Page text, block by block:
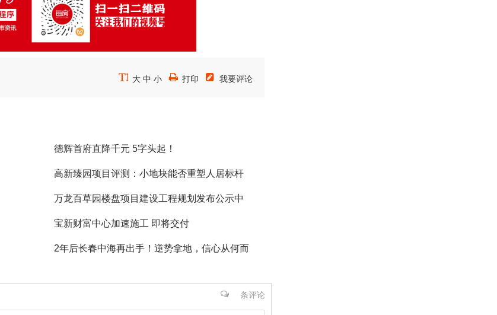
 大 中 小  打印  我要评论
德辉首府直降千元 5字头起！
高新臻园项目评测：小地块能否重塑人居标杆
万龙百草园楼盘项目建设工程规划发布公示中
宝新财富中心加速施工 即将交付
2年后长春中海再出手！逆势拿地，信心从何而
 条评论